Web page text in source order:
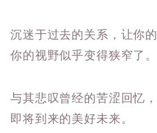
沉迷于过去的关系，让你
你的视野似乎变得狭窄了。
与其悲叹曾经的苦涩回忆
即将到来的美好未来。